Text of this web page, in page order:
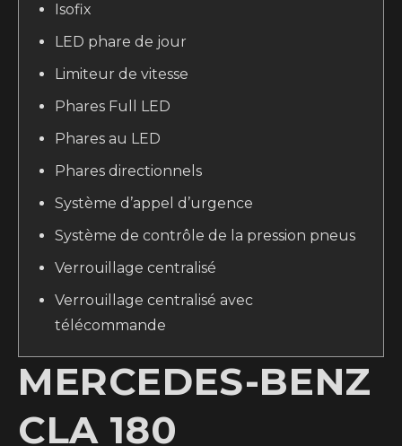
Isofix
LED phare de jour
Limiteur de vitesse
Phares Full LED
Phares au LED
Phares directionnels
Système d’appel d’urgence
Système de contrôle de la pression pneus
Verrouillage centralisé
Verrouillage centralisé avec
télécommande
MERCEDES-BENZ
CLA 180